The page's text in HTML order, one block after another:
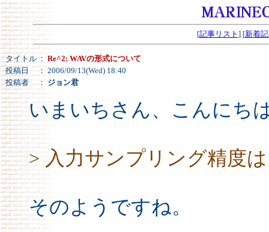
[記事リスト ] [新着
タイトル ： Re^2: WAVの形式について
投稿日
： 2006/09/13(Wed) 18:40
投稿者
： ジョン君
いまいちさん、こんにち
> 入力サンプリング精度
そのようですね。